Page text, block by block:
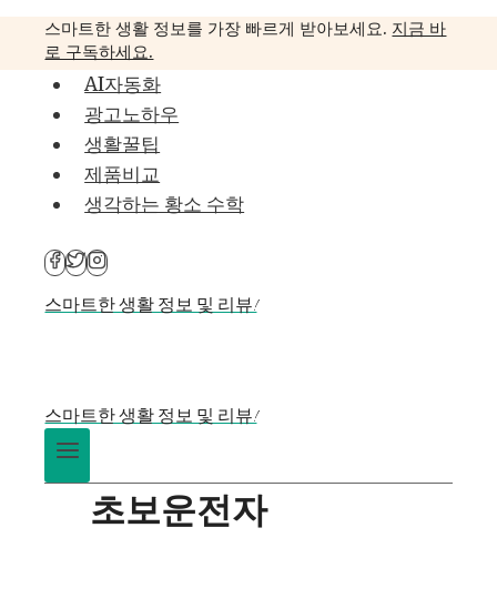
스마트한 생활 정보를 가장 빠르게 받아보세요. 지금 바
로 구독하세요.
AI자동화
광고노하우
생활꿀팁
제품비교
생각하는 황소 수학
스마트한 생활 정보 및 리뷰!
스마트한 생활 정보 및 리뷰!
초보운전자